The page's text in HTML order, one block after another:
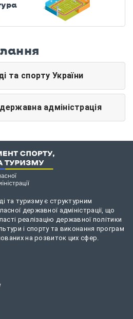
та спорту України
адміністрація
та туризму є структурним
державної адміністрації, що
реалізацію державної політики
і спорту та виконання програм
на розвиток цих сфер.